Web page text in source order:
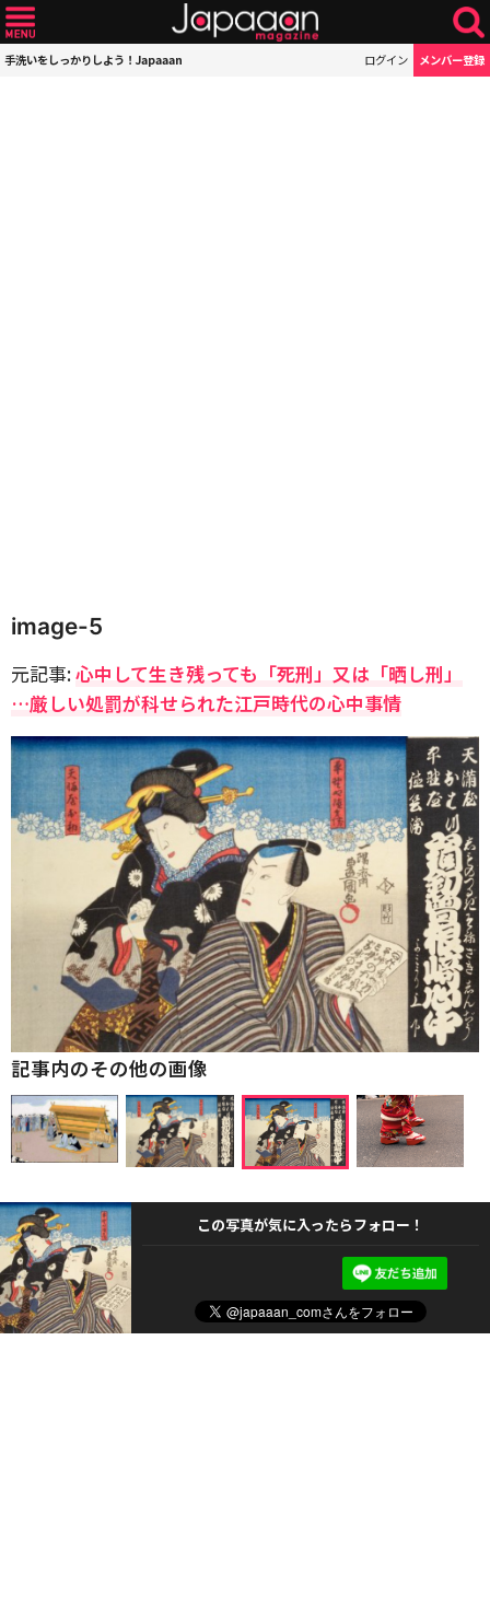
手洗いをしっかりしよう！Japaaan ログイン メンバー登録
image-5
元記事:心中して生き残っても「死刑」又は「晒し刑」
…厳しい処罰が科せられた江戸時代の心中事情
記事内のその他の画像
この写真が気に入ったらフォロー！